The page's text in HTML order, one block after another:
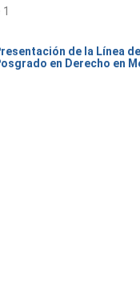
de la Línea
en Derecho en